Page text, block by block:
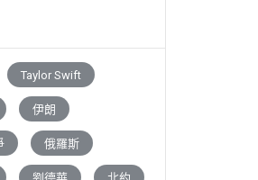
Taylor Swift
伊朗
俄羅斯